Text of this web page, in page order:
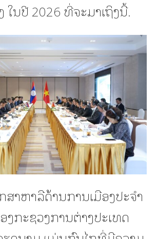
ໃນປີ 2026 ທີ່ຈະມາເຖິງນີ້.
າຫາລືດ້ານການເມືອງປະຈໍາ
ງກະຊວງການຕ່າງປະເທດ